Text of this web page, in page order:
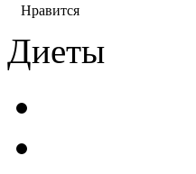
Нравится
Диеты